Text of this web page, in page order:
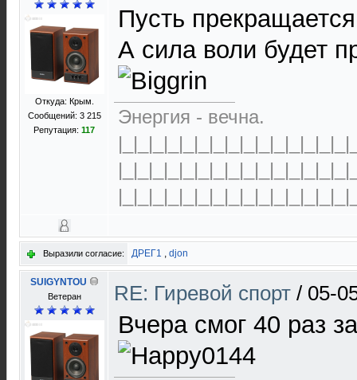
Откуда: Крым.
Сообщений: 3 215
Репутация: 117
Пусть
А сила воли будет
Энергия - вечна.
Выразили согласие: ДРЕГ1 , djon
SUIGYNTOU
Ветеран RE: Гиревой спорт / 05-
Вчера смог 40 раз